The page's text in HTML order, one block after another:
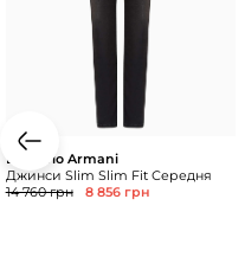
Emporio Armani
Джинси Slim Slim Fit Середня
14 760 грн
8 856 грн